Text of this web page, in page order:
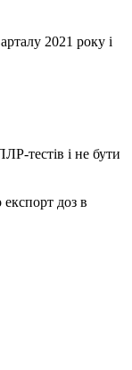
2021 року і
тестів і не бути
доз в